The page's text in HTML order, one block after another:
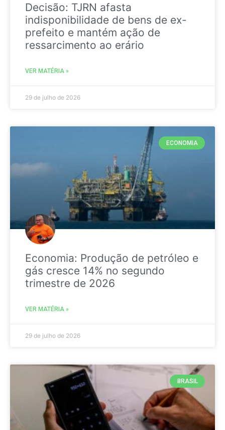
Decisão: TJRN afasta
indisponibilidade de bens de ex-
prefeito e mantém ação de
ressarcimento ao erário
VER MATÉRIA »
29 de julho de 2026
ECONOMIA
Economia: Produção de petróleo e
gás cresce 14% no segundo
trimestre de 2026
VER MATÉRIA »
29 de julho de 2026
BRASIL